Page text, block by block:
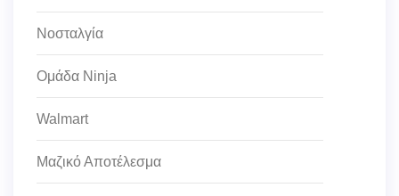
Νοσταλγία
Ομάδα Ninja
Walmart
Μαζικό Αποτέλεσμα